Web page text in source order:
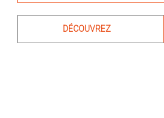
DÉCOUVREZ